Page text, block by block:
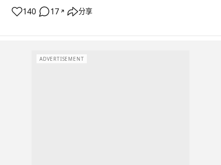
140 17 ↗ 分享
ADVERTISEMENT